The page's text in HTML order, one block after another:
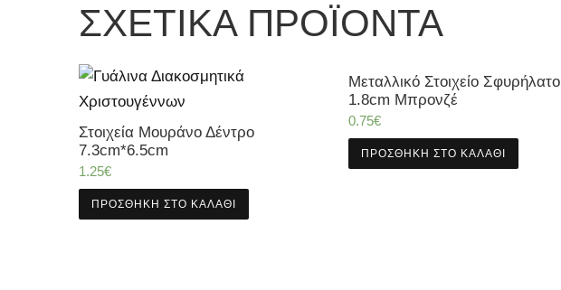
ΣΧΕΤΙΚΆ ΠΡΟΪΌΝΤΑ
Στοιχεία Μουράνο Δέντρο
7.3cm*6.5cm
1.25€
ΠΡΟΣΘΉΚΗ ΣΤΟ ΚΑΛΆΘΙ
Μεταλλικό Στοιχείο Σφυρήλατο
1.8cm Μπρονζέ
0.75€
ΠΡΟΣΘΉΚΗ ΣΤΟ ΚΑΛΆΘΙ